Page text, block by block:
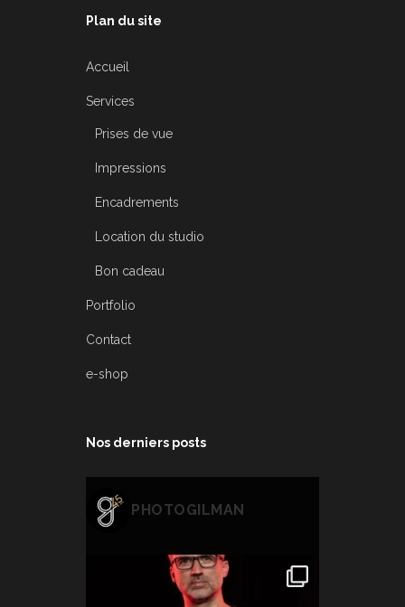
Plan du site
Accueil
Services
Prises de vue
Impressions
Encadrements
Location du studio
Bon cadeau
Portfolio
Contact
e-shop
Nos derniers posts
PHOTOGILMAN